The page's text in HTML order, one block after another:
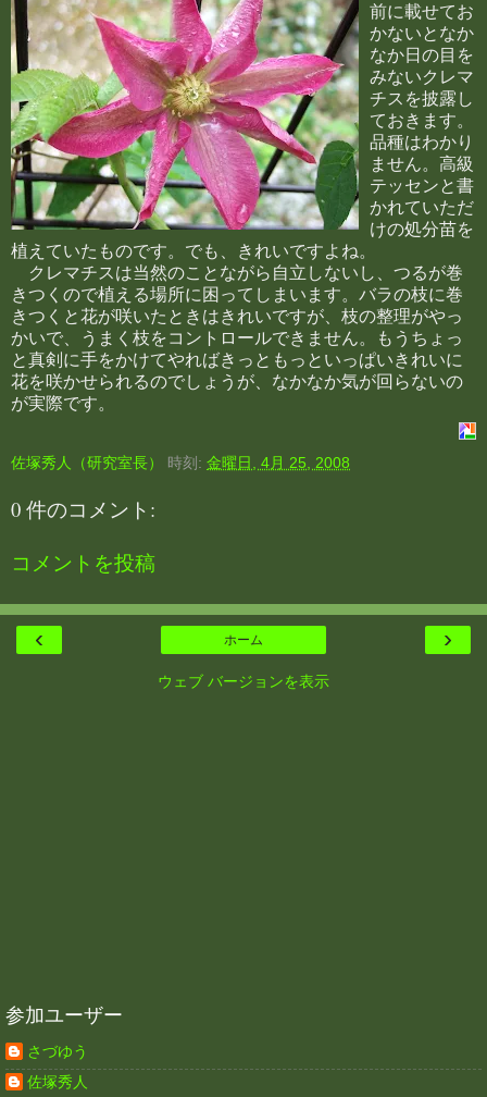
前に載せてお
かないとなか
なか日の目を
みないクレマ
チスを披露し
ておきます。
品種はわかり
ません。高級
テッセンと書
かれていただ
けの処分苗を
植えていたものです。でも、きれいですよね。
クレマチスは当然のことながら自立しないし、つるが巻
きつくので植える場所に困ってしまいます。バラの枝に巻
きつくと花が咲いたときはきれいですが、枝の整理がやっ
かいで、うまく枝をコントロールできません。もうちょっ
と真剣に手をかけてやればきっともっといっぱいきれいに
花を咲かせられるのでしょうが、なかなか気が回らないの
が実際です。
佐塚秀人（研究室長） 時刻: 金曜日, 4月 25, 2008
0 件のコメント:
コメントを投稿
‹ ›
ホーム
ウェブ バージョンを表示
参加ユーザー
さづゆう
佐塚秀人